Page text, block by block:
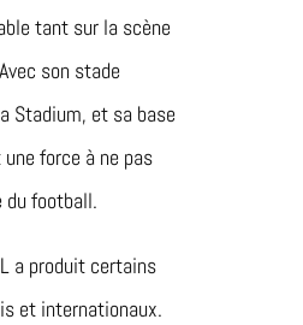
tant sur la scène
son stade
Stadium, et sa base
force à ne pas
du football.
a produit certains
et internationaux.